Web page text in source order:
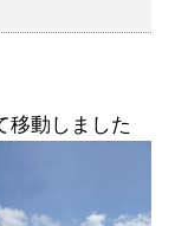
移動しました